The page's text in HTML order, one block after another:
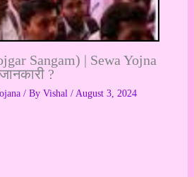
Sangam) | Sewa Yojna
?
/ By Vishal / August 3, 2024